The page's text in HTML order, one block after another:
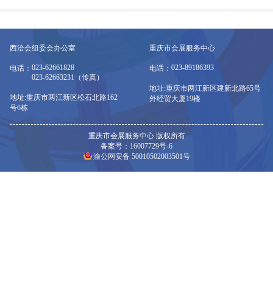
西洽会组委会办公室
电话： 023-62661828
023-62663231（传真）
地址:重庆市两江新区松石北路162
号6栋
重庆市会展服务中心
电话： 023-89186393
地址:重庆市两江新区建新北路65号
外经贸大厦19楼
重庆市会展服务中心 版权所有
备案号：16007729号-6
渝公网安备 50010502003501号